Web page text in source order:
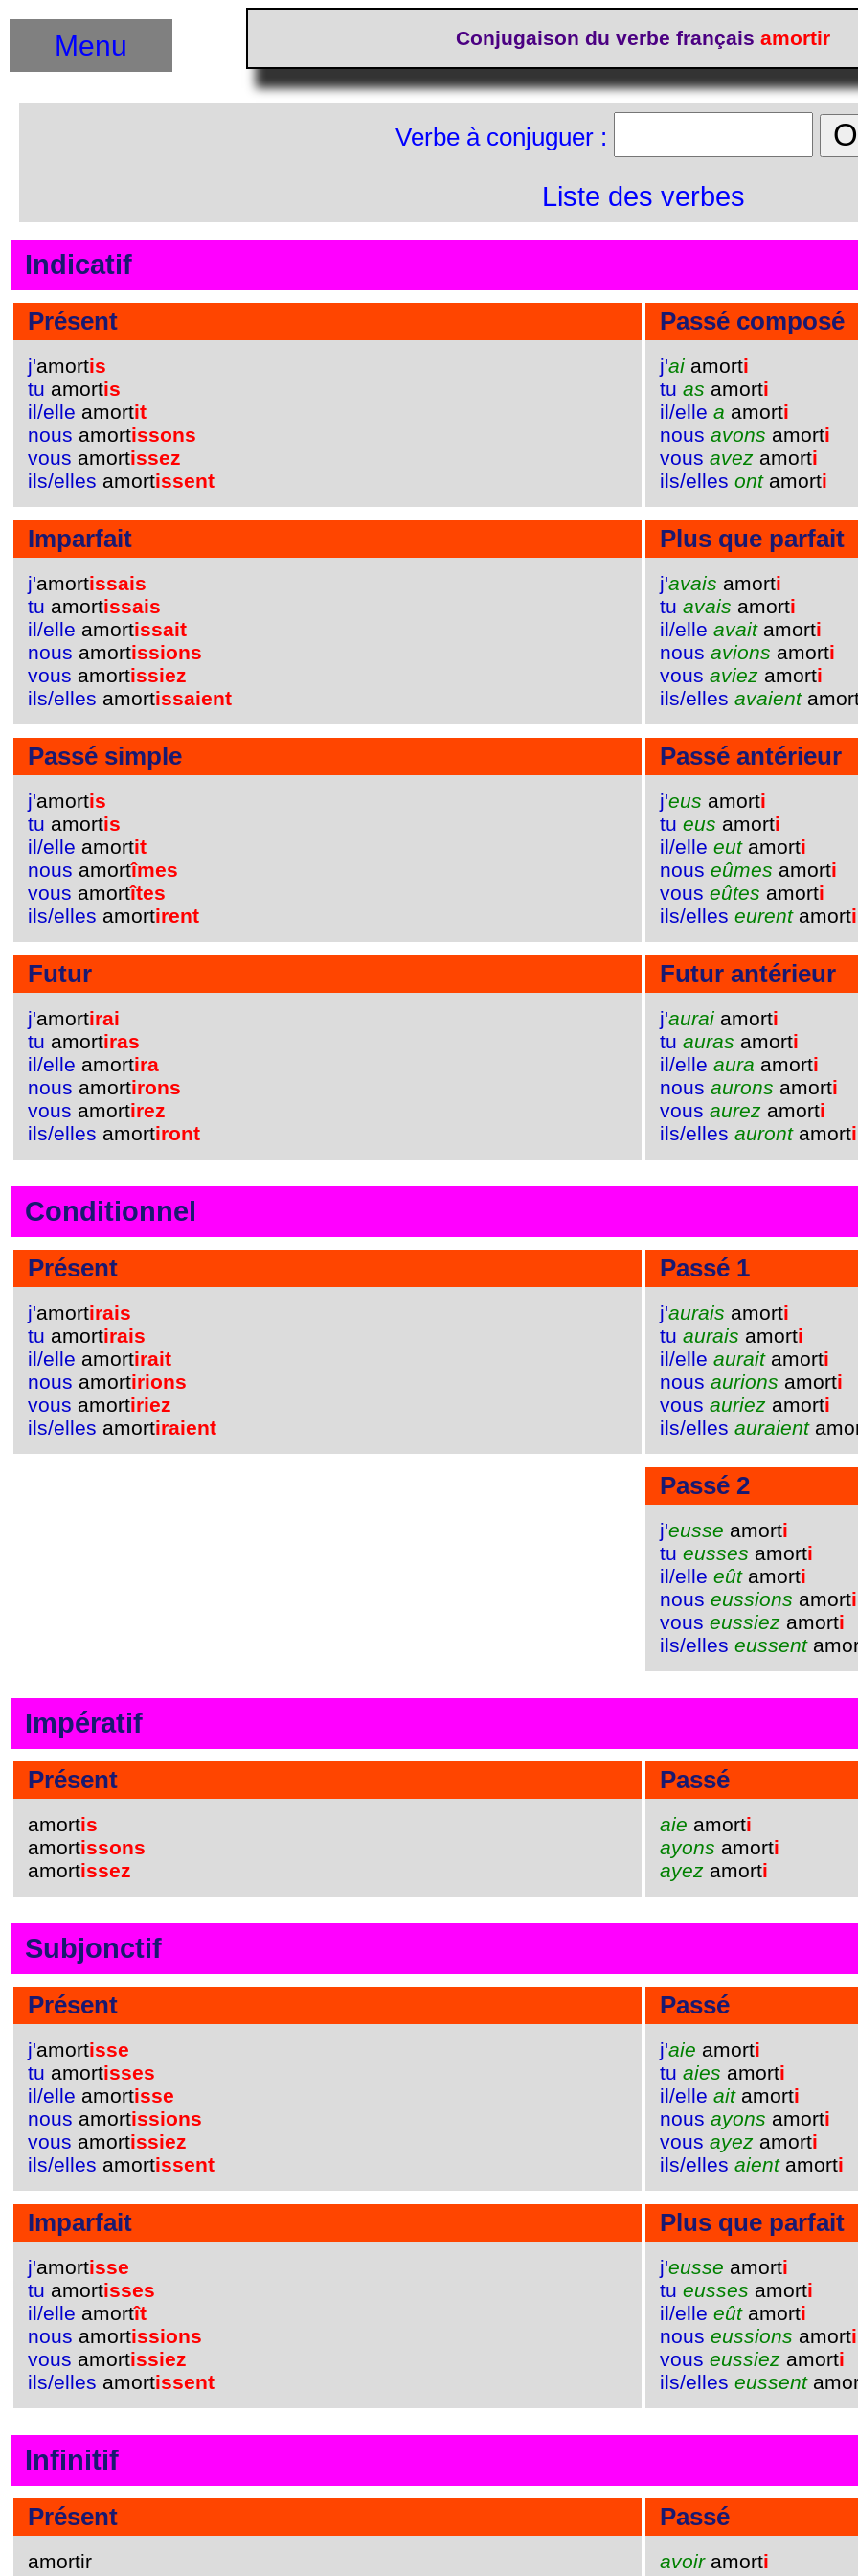
Conjugaison du verbe françaisamortir
Menu
Verbe à conjuguer :
Liste des verbes
Indicatif
Présent
j'amortis
tu amortis
il/elle amortit
nous amortissons
vous amortissez
ils/elles amortissent
Passé composé
j'ai amorti
tu as amorti
il/elle a amorti
nous avons amorti
vous avez amorti
ils/elles ontamorti
Imparfait
j'amortissais
tu amortissais
il/elle amortissait
nous amortissions
vous amortissiez
ils/elles amortissaient
Plus que parfait
j'avais amorti
tu avais amorti
il/elle avaitamorti
nous avions amorti
vous aviez amorti
ils/elles avaient
Passé simple
j'amortis
tu amortis
il/elle amortit
nous amortîmes
vous amortîtes
ils/elles amortirent
Passé antérieur
j'eus amorti
tu eus amorti
il/elle eutamorti
nous eûmes amorti
vous eûtes amorti
ils/elles eurentamorti
Futur
j'amortirai
tu amortiras
il/elle amortira
nous amortirons
vous amortirez
ils/elles amortiront
Futur antérieur
j'aurai amorti
tu auras amorti
il/elle aura amorti
nous aurons amorti
vous aurez amorti
ils/elles aurontamorti
Conditionnel
Présent
j'amortirais
tu amortirais
il/elle amortirait
nous amortirions
vous amortiriez
ils/elles amortiraient
Passé 1
j'aurais amorti
tu aurais amorti
il/elle auraitamorti
nous aurions amorti
vous auriez amorti
ils/elles auraient
Passé 2
j'eusse amorti
tu eusses amorti
il/elle eûtamorti
nous eussions amorti
vous eussiez amorti
ils/elles eussent
Impératif
Présent
amortis
amortissons
amortissez
Passé
aie amorti
ayons amorti
ayez amorti
Subjonctif
Présent
j'amortisse
tu amortisses
il/elle amortisse
nous amortissions
vous amortissiez
ils/elles amortissent
Passé
j'aie amorti
tu aies amorti
il/elle aitamorti
nous ayons amorti
vous ayez amorti
ils/elles aientamorti
Imparfait
j'amortisse
tu amortisses
il/elle amortît
nous amortissions
vous amortissiez
ils/elles amortissent
Plus que parfait
j'eusse amorti
tu eusses amorti
il/elle eûtamorti
nous eussions amorti
vous eussiez amorti
ils/elles eussent
Infinitif
Présent
amortir
Passé
avoiramorti